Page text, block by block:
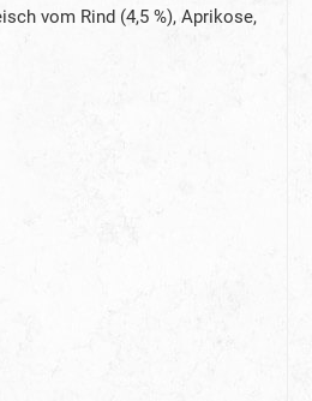
vom Rind (4,5 %), Aprikose,